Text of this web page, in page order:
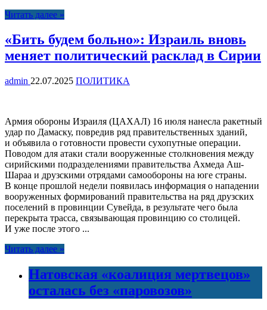
Читать далее »
«Бить будем больно»: Израиль вновь
меняет политический расклад в Сирии
admin 22.07.2025 ПОЛИТИКА
Армия обороны Израиля (ЦАХАЛ) 16 июля нанесла ракетный
удар по Дамаску, повредив ряд правительственных зданий,
и объявила о готовности провести сухопутные операции.
Поводом для атаки стали вооруженные столкновения между
сирийскими подразделениями правительства Ахмеда Аш-
Шараа и друзскими отрядами самообороны на юге страны.
В конце прошлой недели появилась информация о нападении
вооруженных формирований правительства на ряд друзских
поселений в провинции Сувейда, в результате чего была
перекрыта трасса, связывающая провинцию со столицей.
И уже после этого ...
Читать далее »
Натовская «коалиция мертвецов»
осталась без «паровозов»